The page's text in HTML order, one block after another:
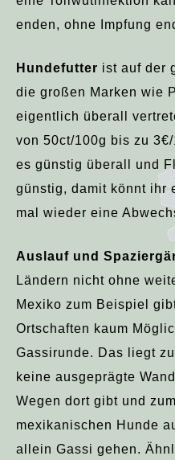
enden, ohne Impfung
Hundefutter ist auf der
die großen Marken wie
eigentlich überall
von 50ct/100g bis zu
es günstig überall und
günstig, damit könnt ihr
mal wieder eine
Auslauf und
Ländern nicht ohne
Mexiko zum Beispiel
Ortschaften kaum
Gassirunde. Das liegt
keine ausgeprägte
Wegen dort gibt und
mexikanischen Hunde
allein Gassi gehen.